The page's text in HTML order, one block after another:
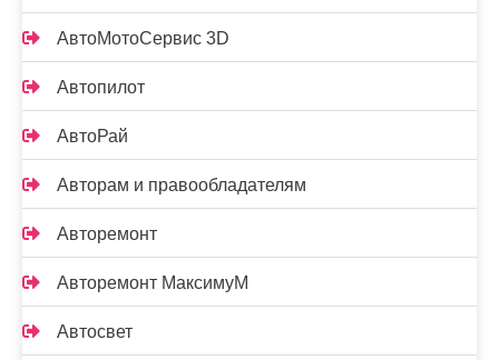
АвтоМотоСервис 3D
Автопилот
АвтоРай
Авторам и правообладателям
Авторемонт
Авторемонт МаксимуМ
Автосвет